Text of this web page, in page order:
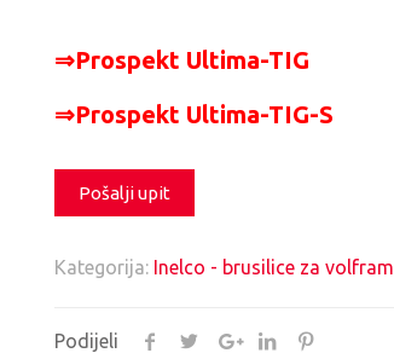
⇒Prospekt Ultima-TIG
⇒Prospekt Ultima-TIG-S
Pošalji upit
Kategorija: Inelco - brusilice za volfram
Podijeli